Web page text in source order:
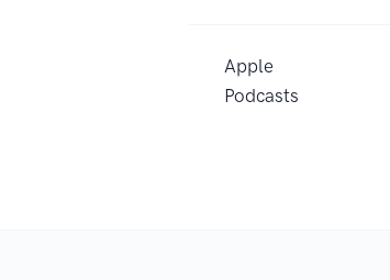
Apple
Podcasts